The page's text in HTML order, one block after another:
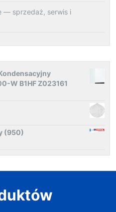
— sprzedaż, serwis i
W B1HF Z023161
(950)